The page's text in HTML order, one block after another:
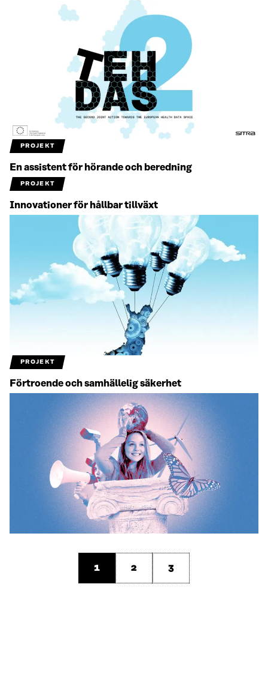
PROJEKT
En assistent för hörande och beredning
PROJEKT
Innovationer för hållbar tillväxt
PROJEKT
Förtroende och samhällelig säkerhet
1 2 3